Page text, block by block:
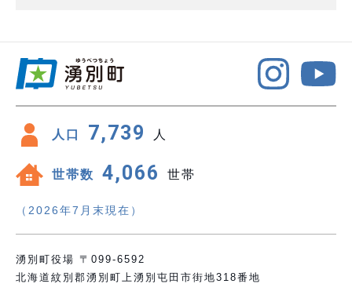
人口 7,739 人
世帯数 4,066 世帯
（2026年7月末現在）
湧別町役場 〒099-6592
北海道紋別郡湧別町上湧別屯田市街地318番地